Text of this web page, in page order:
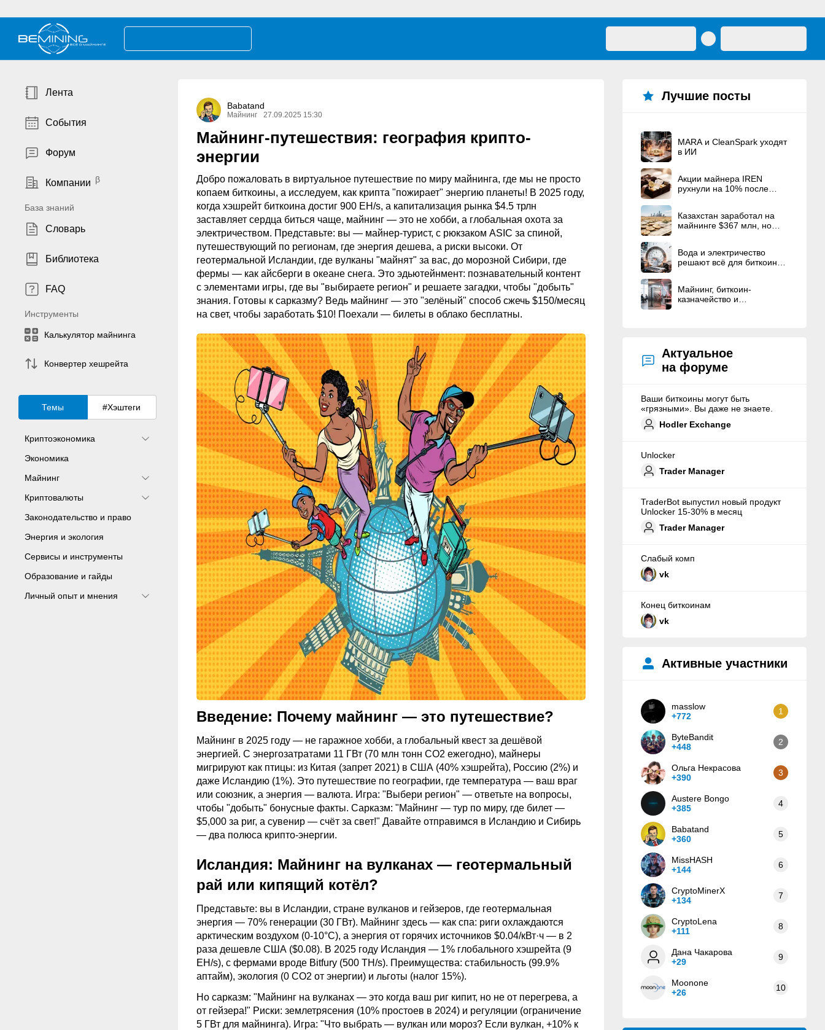
Лента
События
Форум
Компании
База знаний
Словарь
Библиотека
FAQ
Инструменты
Калькулятор майнинга
Конвертер хешрейта
Темы #Хэштеги
Криптоэкономика
Экономика
Майнинг
Криптовалюты
Законодательство и право
Энергия и экология
Сервисы и инструменты
Образование и гайды
Личный опыт и мнения
Babatand
Майнинг 27.09.2025 15:30
Майнинг-путешествия: география крипто-
энергии
Добро пожаловать в виртуальное путешествие по миру майнинга, где мы не просто
копаем биткоины, а исследуем, как крипта "пожирает" энергию планеты! В 2025 году,
когда хэшрейт биткоина достиг 900 EH/s, а капитализация рынка $4.5 трлн
заставляет сердца биться чаще, майнинг — это не хобби, а глобальная охота за
электричеством. Представьте: вы — майнер-турист, с рюкзаком ASIC за спиной,
путешествующий по регионам, где энергия дешева, а риски высоки. От
геотермальной Исландии, где вулканы "майнят" за вас, до морозной Сибири, где
фермы — как айсберги в океане снега. Это эдьютейнмент: познавательный контент
с элементами игры, где вы "выбираете регион" и решаете загадки, чтобы "добыть"
знания. Готовы к сарказму? Ведь майнинг — это "зелёный" способ сжечь $150/месяц
на свет, чтобы заработать $10! Поехали — билеты в облако бесплатны.
Введение: Почему майнинг — это путешествие?
Майнинг в 2025 году — не гаражное хобби, а глобальный квест за дешёвой
энергией. С энергозатратами 11 ГВт (70 млн тонн CO2 ежегодно), майнеры
мигрируют как птицы: из Китая (запрет 2021) в США (40% хэшрейта), Россию (2%) и
даже Исландию (1%). Это путешествие по географии, где температура — ваш враг
или союзник, а энергия — валюта. Игра: "Выбери регион" — ответьте на вопросы,
чтобы "добыть" бонусные факты. Сарказм: "Майнинг — тур по миру, где билет —
$5,000 за риг, а сувенир — счёт за свет!" Давайте отправимся в Исландию и Сибирь
— два полюса крипто-энергии.
Исландия: Майнинг на вулканах — геотермальный
рай или кипящий котёл?
Представьте: вы в Исландии, стране вулканов и гейзеров, где геотермальная
энергия — 70% генерации (30 ГВт). Майнинг здесь — как спа: риги охлаждаются
арктическим воздухом (0-10°C), а энергия от горячих источников $0.04/кВт·ч — в 2
раза дешевле США ($0.08). В 2025 году Исландия — 1% глобального хэшрейта (9
EH/s), с фермами вроде Bitfury (500 TH/s). Преимущества: стабильность (99.9%
аптайм), экология (0 CO2 от энергии) и льготы (налог 15%).
Но сарказм: "Майнинг на вулканах — это когда ваш риг кипит, но не от перегрева, а
от гейзера!" Риски: землетрясения (10% простоев в 2024) и регуляции (ограничение
5 ГВт для майнинга). Игра: "Что выбрать — вулкан или мороз? Если вулкан, +10% к
Лучшие посты
MARA и CleanSpark уходят
в ИИ
Акции майнера IREN
рухнули на 10% после
основателям
Казахстан заработал на
майнинге $367 млн, но
Вода и электричество
решают всё для биткоин-
Майнинг, биткоин-
казначейство и
Актуальное
на форуме
Ваши биткоины могут быть
«грязными». Вы даже не знаете.
Hodler Exchange
Unlocker
Trader Manager
TraderBot выпустил новый продукт
Unlocker 15-30% в месяц
Trader Manager
Слабый комп
vk
Конец биткоинам
vk
Активные участники
masslow
+772
1
ByteBandit
+448
2
Ольга Некрасова
+390
3
Austere Bongo
+385
4
Babatand
+360
5
MissHASH
+144
6
CryptoMinerX
+134
7
CryptoLena
+111
8
Дана Чакарова
+29
9
Moonone
+26
10